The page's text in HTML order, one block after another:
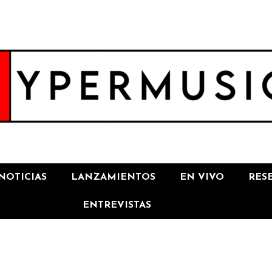
LANZAMIENTOS EN VIVO
ENTREVISTAS